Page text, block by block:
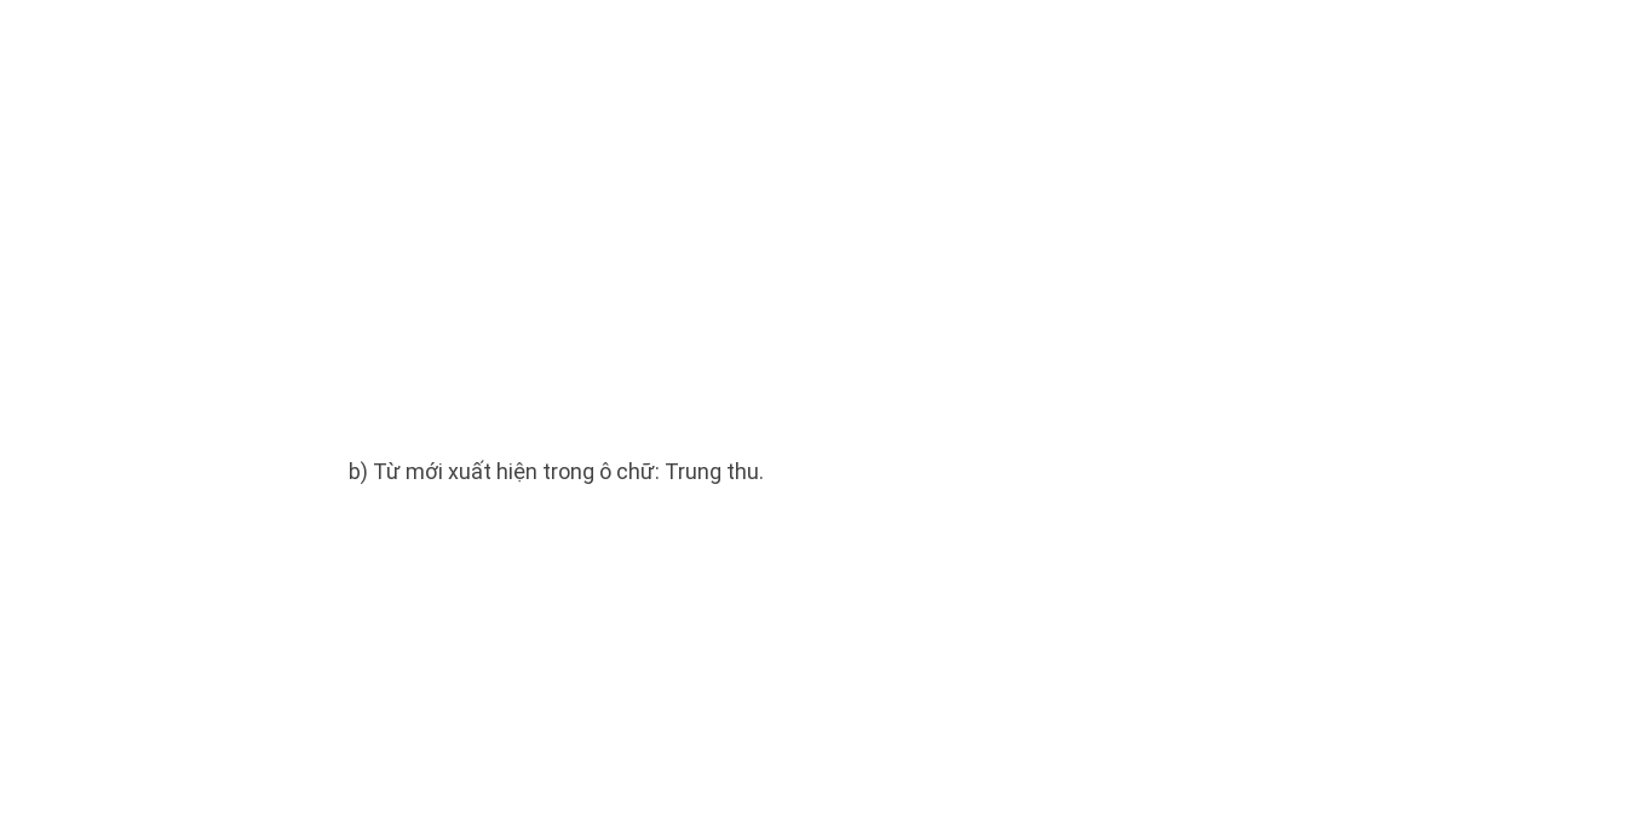
b) Từ mới xuất hiện trong ô chữ: Trung thu.